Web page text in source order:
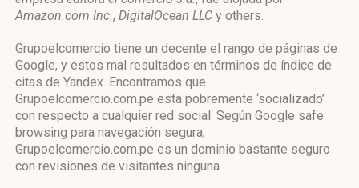
Amazon.com Inc., DigitalOcean LLC y others.
Grupoelcomercio tiene un decente el rango de páginas de
Google, y estos mal resultados en términos de índice de
citas de Yandex. Encontramos que
Grupoelcomercio.com.pe está pobremente ‘socializado’
con respecto a cualquier red social. Según Google safe
browsing para navegación segura,
Grupoelcomercio.com.pe es un dominio bastante seguro
con revisiones de visitantes ninguna.